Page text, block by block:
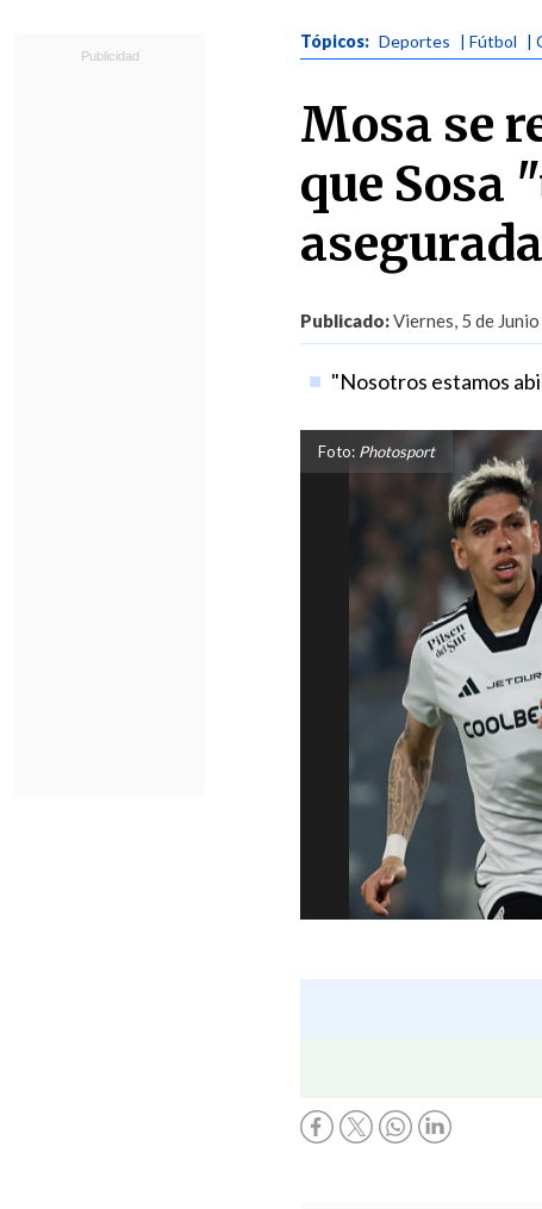
Tópicos: Deportes | Fútbol |
Mosa se
que Sosa
Publicado:Viernes, 5 de
"Nosotros estamos
Foto: Photosport